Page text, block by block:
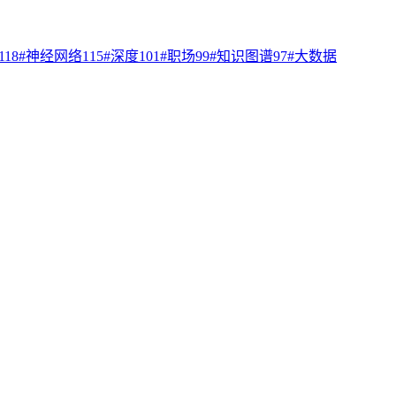
118#神经网络115#深度101#职场99#知识图谱97#大数据